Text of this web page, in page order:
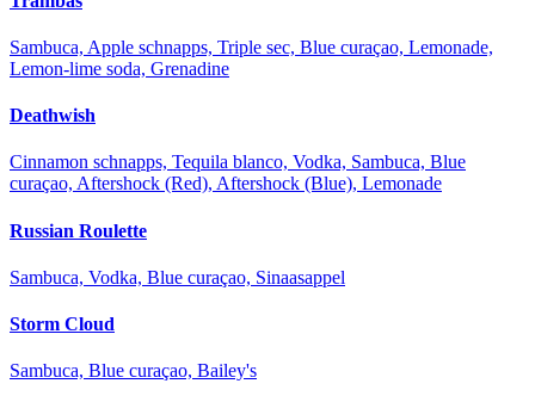
Sambuca, Apple schnapps, Triple sec, Blue curaçao, Lemonade,
Lemon-lime soda, Grenadine
Deathwish
Cinnamon schnapps, Tequila blanco, Vodka, Sambuca, Blue
curaçao, Aftershock (Red), Aftershock (Blue), Lemonade
Russian Roulette
Sambuca, Vodka, Blue curaçao, Sinaasappel
Storm Cloud
Sambuca, Blue curaçao, Bailey's